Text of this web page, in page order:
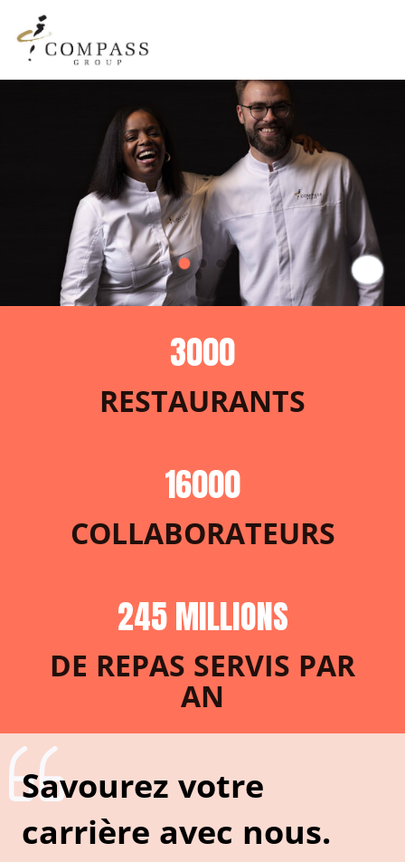
Compass en quelques
3000
RESTAURANTS
16000
COLLABORATEURS
245 MILLIONS
DE REPAS SERVIS PAR
AN
Savourez votre
carrière avec nous.